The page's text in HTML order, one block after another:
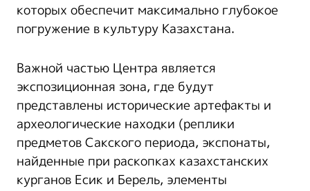
которых обеспечит максимально глубокое
погружение в культуру Казахстана.
Важной частью Центра является
экспозиционная зона, где будут
представлены исторические артефакты и
археологические находки (реплики
предметов Сакского периода, экспонаты,
найденные при раскопках казахстанских
курганов Есик и Берель, элементы